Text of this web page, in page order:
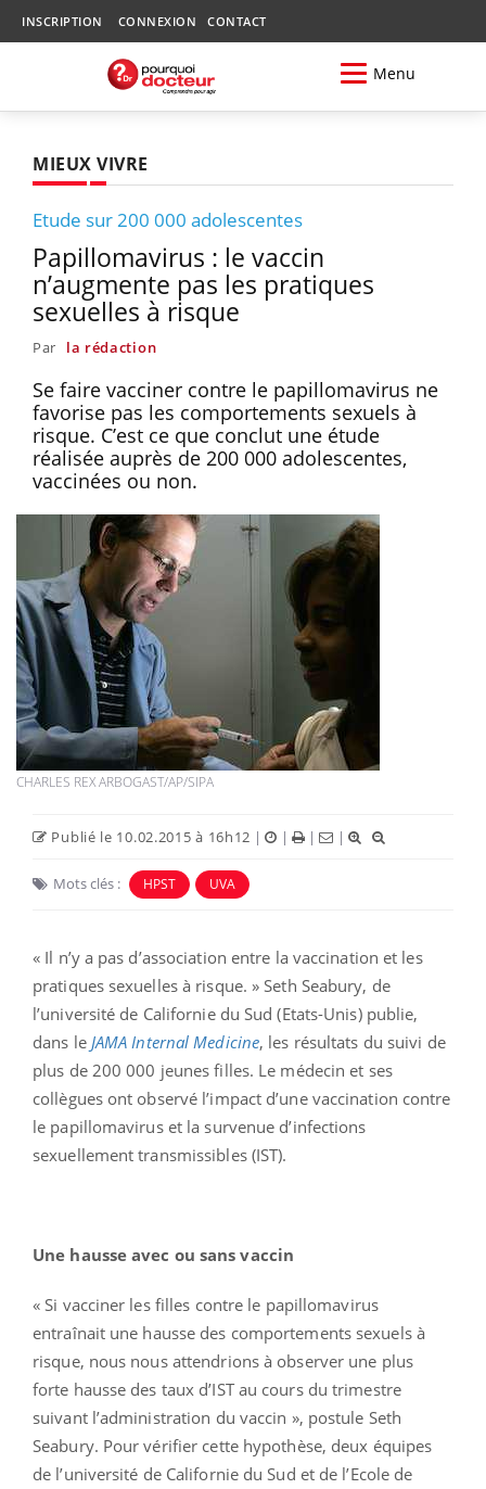
INSCRIPTION CONNEXION CONTACT
Menu
MIEUX VIVRE
Etude sur 200 000 adolescentes
Papillomavirus : le vaccin
n’augmente pas les pratiques
sexuelles à risque
Par la rédaction
Se faire vacciner contre le papillomavirus ne
favorise pas les comportements sexuels à
risque. C’est ce que conclut une étude
réalisée auprès de 200 000 adolescentes,
vaccinées ou non.
CHARLES REX ARBOGAST/AP/SIPA
Publié le 10.02.2015 à 16h12 | | | |
Mots clés : HPST UVA
« Il n’y a pas d’association entre la vaccination et les
pratiques sexuelles à risque. » Seth Seabury, de
l’université de Californie du Sud (Etats-Unis) publie,
dans le JAMA Internal Medicine, les résultats du suivi de
plus de 200 000 jeunes filles. Le médecin et ses
collègues ont observé l’impact d’une vaccination contre
le papillomavirus et la survenue d’infections
sexuellement transmissibles (IST).
Une hausse avec ou sans vaccin
« Si vacciner les filles contre le papillomavirus
entraînait une hausse des comportements sexuels à
risque, nous nous attendrions à observer une plus
forte hausse des taux d’IST au cours du trimestre
suivant l’administration du vaccin », postule Seth
Seabury. Pour vérifier cette hypothèse, deux équipes
de l’université de Californie du Sud et de l’Ecole de